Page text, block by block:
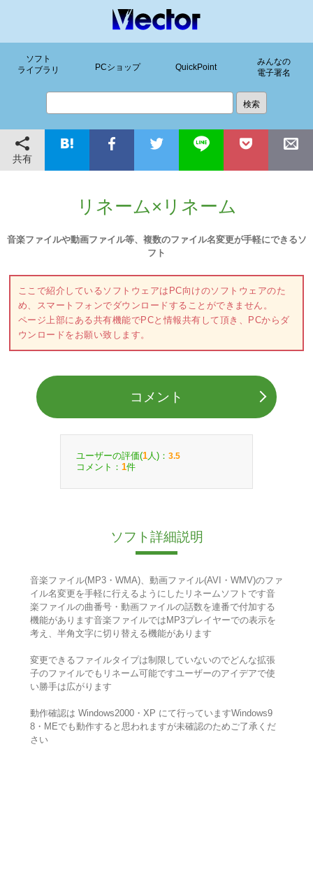
ソフト
ライブラリ
PCショップ QuickPoint
みんなの
電子署名
共有
リネーム×リネーム
音楽ファイルや動画ファイル等、複数のファイル名変更が手軽にできるソ
フト
ここで紹介しているソフトウェアはPC向けのソフトウェアのた
め、スマートフォンでダウンロードすることができません。
ページ上部にある共有機能でPCと情報共有して頂き、PCからダ
ウンロードをお願い致します。
コメント
ユーザーの評価(1 人)： 3.5
コメント： 1件
ソフト詳細説明
音楽ファイル(MP3・WMA)、動画ファイル(AVI・WMV)のファ
イル名変更を手軽に行えるようにしたリネームソフトです音
楽ファイルの曲番号・動画ファイルの話数を連番で付加する
機能があります音楽ファイルではMP3プレイヤーでの表示を
考え、半角文字に切り替える機能があります
変更できるファイルタイプは制限していないのでどんな拡張
子のファイルでもリネーム可能ですユーザーのアイデアで使
い勝手は広がります
動作確認は Windows2000・XP にて行っていますWindows9
8・MEでも動作すると思われますが未確認のためご了承くだ
さい